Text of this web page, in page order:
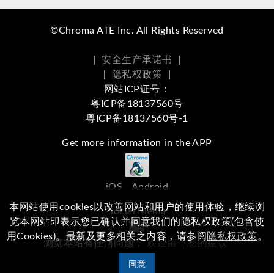
©Chroma ATE Inc. All Rights Reserved
安全生产承诺书
隐私权政策
网站ICP证号：
粤ICP备18137560号
粤ICP备18137560号-1
Get more information in the APP
iOS Android
Social Media
浏览本站有任何问题， 欢迎留下您的建议
本网站使用cookies以改善网站和用户的使用体验，继续浏
览本网站即表示您已确认并同意我们的隐私权政策(包含使
用Cookies)。最新及更多相关之内容，请参阅 隐私权政策 。
同意